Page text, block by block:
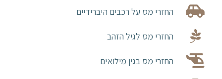
החזרי מס על רכבים היברידיים
החזרי מס לגיל הזהב
החזרי מס בגין מילואים